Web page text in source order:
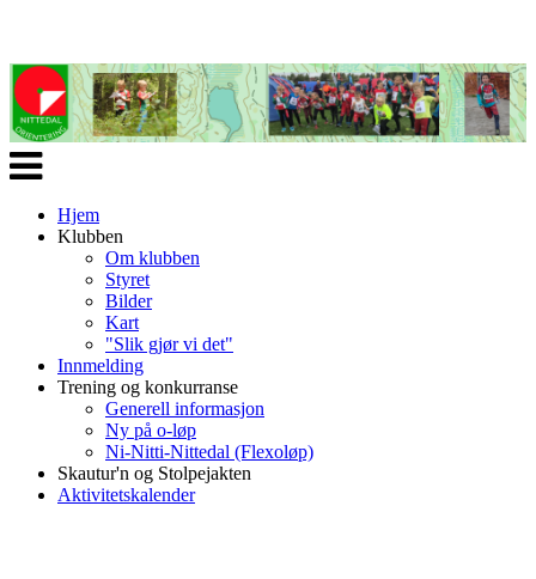
Veksle
navigasjon
Hjem
Klubben
Om klubben
Styret
Bilder
Kart
"Slik gjør vi det"
Innmelding
Trening og konkurranse
Generell informasjon
Ny på o-løp
Ni-Nitti-Nittedal (Flexoløp)
Skautur'n og Stolpejakten
Aktivitetskalender